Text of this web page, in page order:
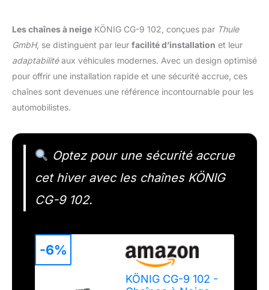
Les chaînes à neige KÖNIG CG-9 102, conçues par Thule
GmbH, se distinguent par leur facilité d’installation et leur
adaptabilitéaux véhicules modernes. Avec un design optimisé
pour offrir une installation rapide et une sécurité accrue, ces
chaînes sont devenues une référence incontournable pour les
automobilistes.
Optez pour une sécurité accrue
cet hiver avec les chaînes KÖNIG
CG-9 102.
KÖNIG CG-9 102 -
-6%